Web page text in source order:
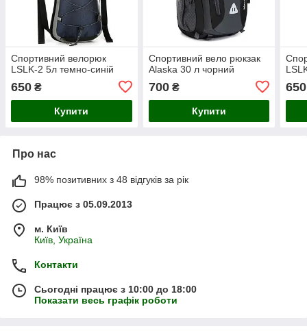
Спортивний велорюк
LSLK-2 5л темно-синій
650 ₴
Купити
Спортивний вело рюкзак
Alaska 30 л чорний
700₴
Купити
650
Про нас
98% позитивних з 48 відгуків за рік
Працює з 05.09.2013
м. Київ
Київ, Україна
Контакти
Сьогодні працює з 10:00 до 18:00
Показати весь графік роботи